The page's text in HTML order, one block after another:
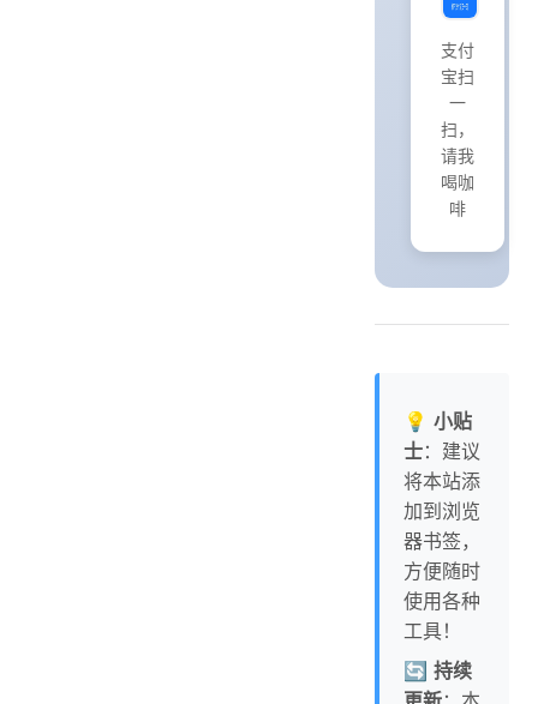
支付
宝扫
一
扫，
请我
喝咖
啡
💡 小贴
士：建议
将本站添
加到浏览
器书签，
方便随时
使用各种
工具！
🔄 持续